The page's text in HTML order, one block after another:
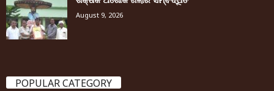
August 9, 2026
POPULAR CATEGORY